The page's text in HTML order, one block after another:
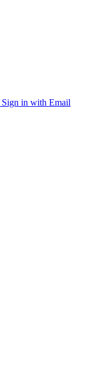
Sign in with Email